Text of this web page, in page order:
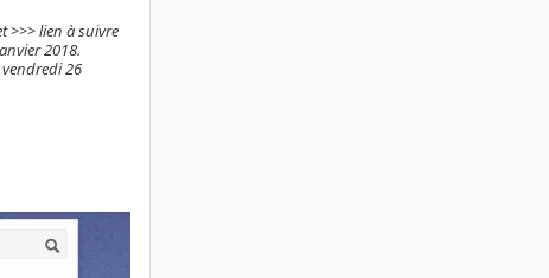
>>> lien à suivre
2018.
26